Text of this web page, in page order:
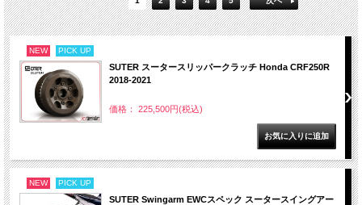
NEW PICK UP
SUTER スータースリッパークラッチ Honda CRF250R
2018-2021
価格： 225,500円(税込)
NEW PICK UP
SUTER Swingarm EWCスペック スータースイングアー